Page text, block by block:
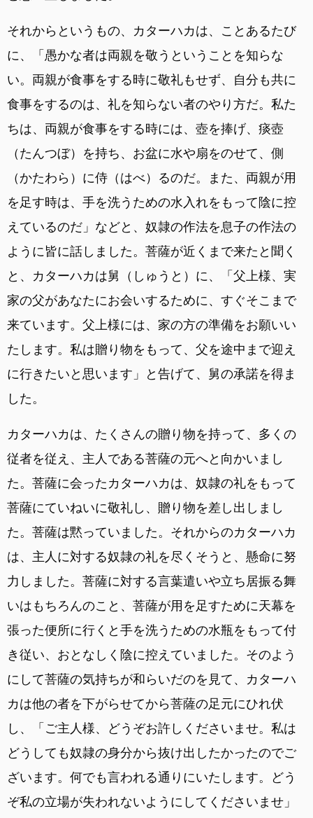
それからというもの、カターハカは、ことあるたび
に、「愚かな者は両親を敬うということを知らな
い。両親が食事をする時に敬礼もせず、自分も共に
食事をするのは、礼を知らない者のやり方だ。私た
ちは、両親が食事をする時には、壺を捧げ、痰壺
（たんつぼ）を持ち、お盆に水や扇をのせて、側
（かたわら）に侍（はべ）るのだ。また、両親が用
を足す時は、手を洗うための水入れをもって陰に控
えているのだ」などと、奴隷の作法を息子の作法の
ように皆に話しました。菩薩が近くまで来たと聞く
と、カターハカは舅（しゅうと）に、「父上様、実
家の父があなたにお会いするために、すぐそこまで
来ています。父上様には、家の方の準備をお願いい
たします。私は贈り物をもって、父を途中まで迎え
に行きたいと思います」と告げて、舅の承諾を得ま
した。
カターハカは、たくさんの贈り物を持って、多くの
従者を従え、主人である菩薩の元へと向かいまし
た。菩薩に会ったカターハカは、奴隷の礼をもって
菩薩にていねいに敬礼し、贈り物を差し出しまし
た。菩薩は黙っていました。それからのカターハカ
は、主人に対する奴隷の礼を尽くそうと、懸命に努
力しました。菩薩に対する言葉遣いや立ち居振る舞
いはもちろんのこと、菩薩が用を足すために天幕を
張った便所に行くと手を洗うための水瓶をもって付
き従い、おとなしく陰に控えていました。そのよう
にして菩薩の気持ちが和らいだのを見て、カターハ
カは他の者を下がらせてから菩薩の足元にひれ伏
し、「ご主人様、どうぞお許しくださいませ。私は
どうしても奴隷の身分から抜け出したかったのでご
ざいます。何でも言われる通りにいたします。どう
ぞ私の立場が失われないようにしてくださいませ」